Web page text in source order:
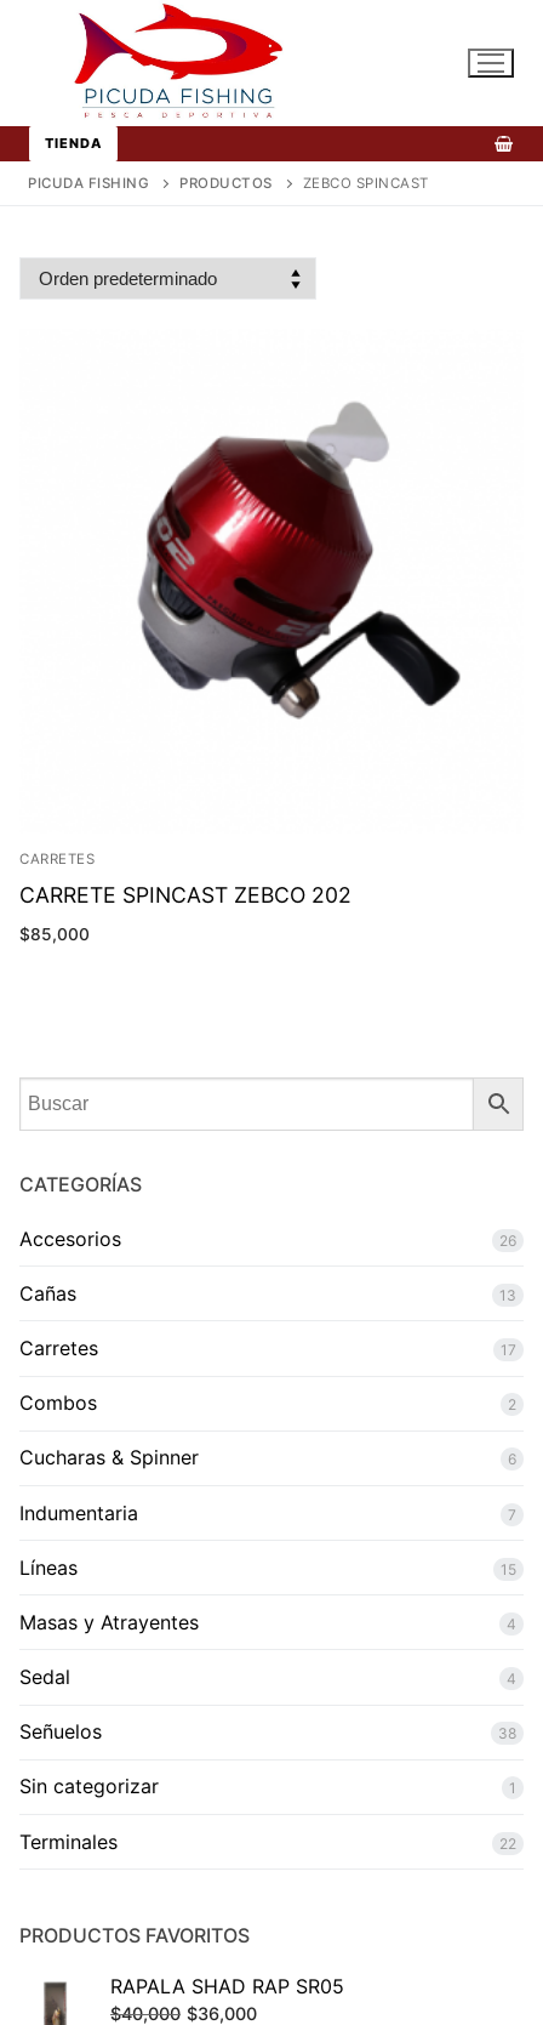
contenido
TIENDA
PICUDA FISHING PRODUCTOS ZEBCO SPINCAST
CARRETES
CARRETE SPINCAST ZEBCO 202
$85,000
CATEGORÍAS
Accesorios 26
Cañas 13
Carretes 17
Combos 2
Cucharas & Spinner 6
Indumentaria 7
Líneas 15
Masas y Atrayentes 4
Sedal 4
Señuelos 38
Sin categorizar 1
Terminales 22
PRODUCTOS FAVORITOS
RAPALA SHAD RAP SR05
$40,000 El
$36,000El